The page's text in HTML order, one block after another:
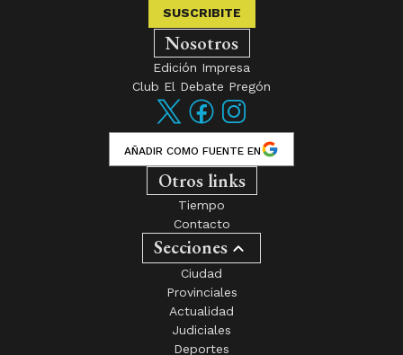
SUSCRIBITE
Nosotros
Edición Impresa
Club El Debate Pregón
AÑADIR COMO FUENTE EN
Otros links
Tiempo
Contacto
Secciones
Ciudad
Provinciales
Actualidad
Judiciales
Deportes